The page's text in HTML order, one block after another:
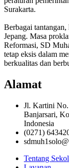
Surakarta.
Berbagai tantangan,
Jepang. Masa
Reformasi, SD
tetap eksis dalam
berkualitas dan
Alamat
Jl. Kartini
Banjarsari,
Indonesia
(0271)
Tentang